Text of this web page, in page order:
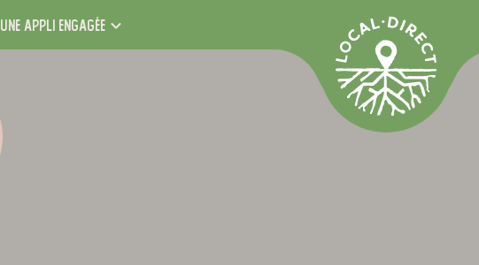
une appli engagée